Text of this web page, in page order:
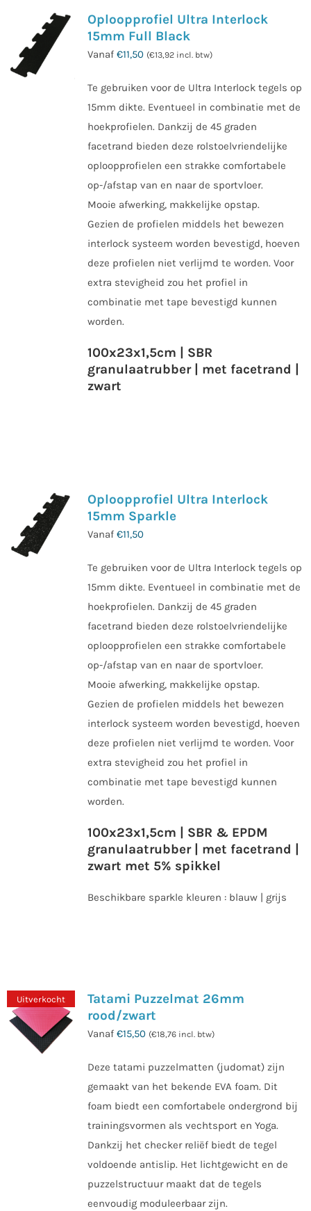
Oploopprofiel Ultra Interlock
15mm Full Black
Vanaf €11,50 (€13,92incl. btw)
Te gebruiken voor de Ultra Interlock tegels op
15mm dikte. Eventueel in combinatie met de
hoekprofielen. Dankzij de 45 graden
facetrand bieden deze rolstoelvriendelijke
oploopprofielen een strakke comfortabele
op-/afstap van en naar de sportvloer.
Mooie afwerking, makkelijke opstap.
Gezien de profielen middels het bewezen
interlock systeem worden bevestigd, hoeven
deze profielen niet verlijmd te worden. Voor
extra stevigheid zou het profiel in
combinatie met tape bevestigd kunnen
worden.
100x23x1,5cm | SBR
granulaatrubber | met facetrand |
zwart
Oploopprofiel Ultra Interlock
15mm Sparkle
Vanaf €11,50
Te gebruiken voor de Ultra Interlock tegels op
15mm dikte. Eventueel in combinatie met de
hoekprofielen. Dankzij de 45 graden
facetrand bieden deze rolstoelvriendelijke
oploopprofielen een strakke comfortabele
op-/afstap van en naar de sportvloer.
Mooie afwerking, makkelijke opstap.
Gezien de profielen middels het bewezen
interlock systeem worden bevestigd, hoeven
deze profielen niet verlijmd te worden. Voor
extra stevigheid zou het profiel in
combinatie met tape bevestigd kunnen
worden.
100x23x1,5cm | SBR & EPDM
granulaatrubber | met facetrand |
zwart met 5% spikkel
Beschikbare sparkle kleuren : blauw | grijs
variaties.
Deze
kan
gekozen
worden
op
de
productpagina
Uitverkocht
Tatami Puzzelmat 26mm
rood/zwart
Vanaf €15,50 (€18,76incl. btw)
Deze tatami puzzelmatten (judomat) zijn
gemaakt van het bekende EVA foam. Dit
foam biedt een comfortabele ondergrond bij
trainingsvormen als vechtsport en Yoga.
Dankzij het checker reliëf biedt de tegel
voldoende antislip. Het lichtgewicht en de
puzzelstructuur maakt dat de tegels
eenvoudig moduleerbaar zijn.